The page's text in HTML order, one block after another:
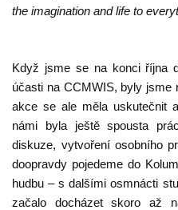
the imagination and life to
Když jsme se na konci října
účasti na CCMWIS, byly jsme
akce se ale měla uskutečnit
námi byla ještě spousta
diskuze, vytvoření osobního
doopravdy pojedeme do
hudbu – s dalšími osmnácti
začalo docházet skoro až